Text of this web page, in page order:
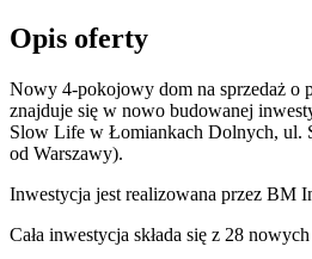
Opis oferty
Nowy 4-pokojowy dom na sprzedaż o
znajduje się w nowo budowanej
Slow Life w Łomiankach Dolnych, ul.
od Warszawy).
Inwestycja jest realizowana przez BM
Cała inwestycja składa się z 28